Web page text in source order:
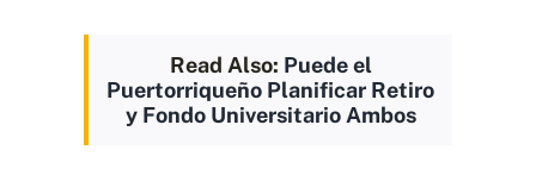
Read Also: Puede el
Puertorriqueño Planificar Retiro
y Fondo Universitario Ambos